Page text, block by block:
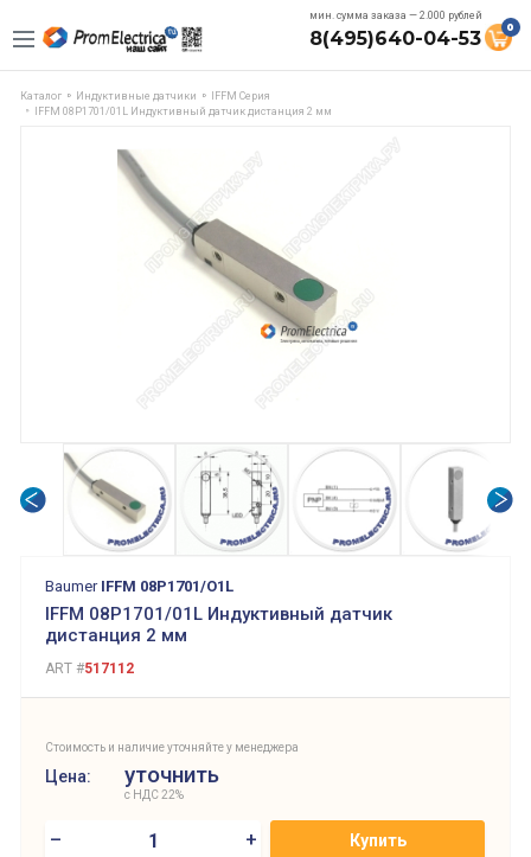
мин. сумма заказа — 2.000 рублей
8(495)640-04-53 0
Каталог Индуктивные датчики
IFFM Серия
IFFM 08P1701/01L Индуктивный датчик дистанция 2 мм
Baumer IFFM 08P1701/O1L
IFFM 08P1701/01L Индуктивный датчик
дистанция 2 мм
ART #517112
Стоимость и наличие уточняйте у менеджера
Цена: уточнить
с НДС 22%
– + Купить